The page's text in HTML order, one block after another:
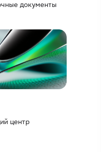
документы
центр